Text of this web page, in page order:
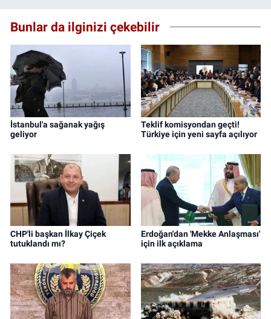
Bunlar da ilginizi çekebilir
İstanbul'a sağanak yağış
geliyor
Teklif komisyondan geçti!
Türkiye için yeni sayfa açılıyor
CHP'li başkan İlkay Çiçek
tutuklandı mı?
Erdoğan'dan 'Mekke Anlaşması'
için ilk açıklama